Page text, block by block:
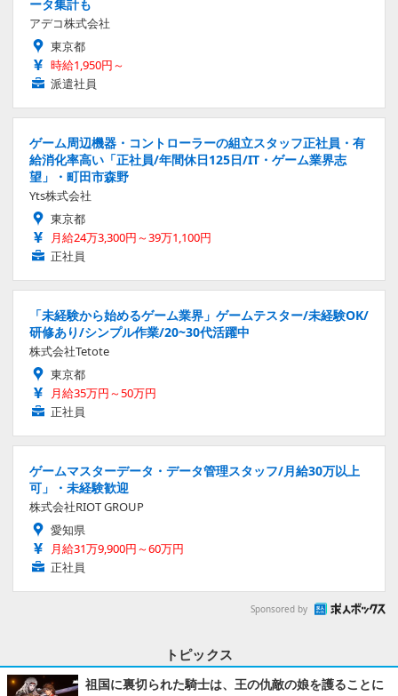
ータ集計も
アデコ株式会社
東京都
時給1,950円～
派遣社員
ゲーム周辺機器・コントローラーの組立スタッフ正社員・有
給消化率高い「正社員/年間休日125日/IT・ゲーム業界志
望」・町田市森野
Yts株式会社
東京都
月給24万3,300円～39万1,100円
正社員
「未経験から始めるゲーム業界」ゲームテスター/未経験OK/
研修あり/シンプル作業/20~30代活躍中
株式会社Tetote
東京都
月給35万円～50万円
正社員
ゲームマスターデータ・データ管理スタッフ/月給30万以上
可」・未経験歓迎
株式会社RIOT GROUP
愛知県
月給31万9,900円～60万円
正社員
Sponsored by
トピックス
祖国に裏切られた騎士は、王の仇敵の娘を護ることに